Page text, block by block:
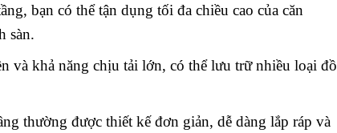
bạn có thể tận dụng tối đa chiều cao của căn
sàn.
và khả năng chịu tải lớn, có thể lưu trữ nhiều loại đồ
thường được thiết kế đơn giản, dễ dàng lắp ráp và